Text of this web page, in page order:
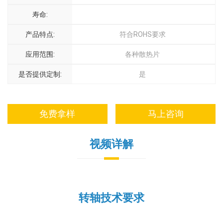
寿命:
产品特点: 符合ROHS要求
应用范围: 各种散热片
是否提供定制: 是
免费拿样 马上咨询
视频详解
转轴技术要求